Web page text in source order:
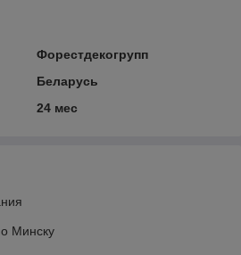
Форестдекогрупп
Беларусь
24 мес
Минску